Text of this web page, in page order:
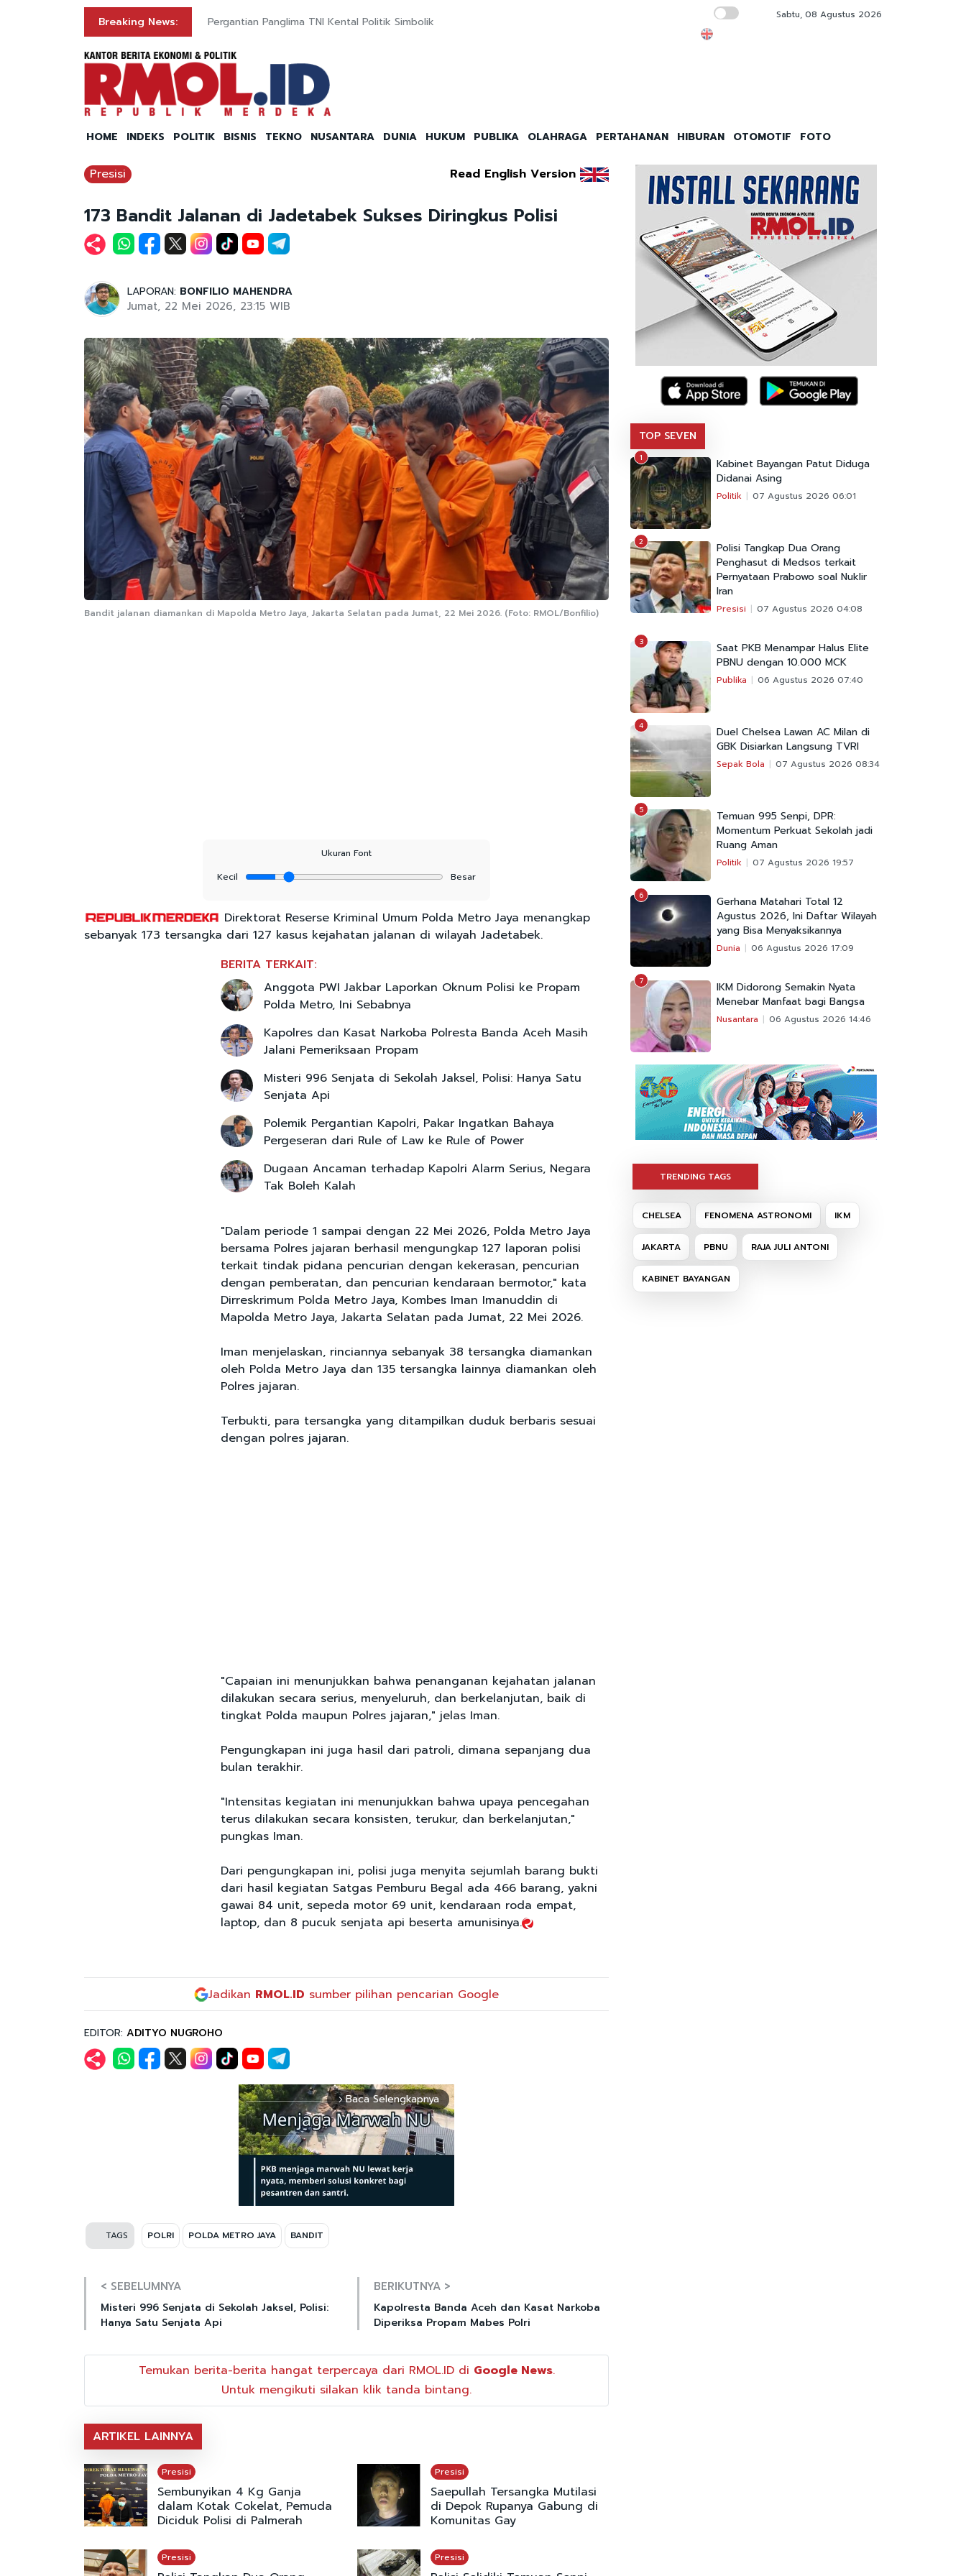
Breaking News: Pergantian Panglima TNI Kental Politik Simbolik Timnas Gagal Total!
Sabtu, 08 Agustus 2026
HOME INDEKS POLITIK BISNIS TEKNO NUSANTARA DUNIA HUKUM PUBLIKA OLAHRAGA PERTAHANAN HIBURAN OTOMOTIF FOTO
Presisi Read English Version
173 Bandit Jalanan di Jadetabek Sukses Diringkus Polisi
LAPORAN: BONFILIO MAHENDRA
Jumat, 22 Mei 2026, 23:15 WIB
Bandit jalanan diamankan di Mapolda Metro Jaya, Jakarta Selatan pada Jumat, 22 Mei 2026. (Foto: RMOL/Bonfilio)
Ukuran Font
Kecil
Besar
Direktorat Reserse Kriminal Umum Polda Metro Jaya menangkap
sebanyak 173 tersangka dari 127 kasus kejahatan jalanan di wilayah Jadetabek.
BERITA TERKAIT:
Anggota PWI Jakbar Laporkan Oknum Polisi ke Propam
Polda Metro, Ini Sebabnya
Kapolres dan Kasat Narkoba Polresta Banda Aceh Masih
Jalani Pemeriksaan Propam
Misteri 996 Senjata di Sekolah Jaksel, Polisi: Hanya Satu
Senjata Api
Polemik Pergantian Kapolri, Pakar Ingatkan Bahaya
Pergeseran dari Rule of Law ke Rule of Power
Dugaan Ancaman terhadap Kapolri Alarm Serius, Negara
Tak Boleh Kalah
"Dalam periode 1 sampai dengan 22 Mei 2026, Polda Metro Jaya
bersama Polres jajaran berhasil mengungkap 127 laporan polisi
terkait tindak pidana pencurian dengan kekerasan, pencurian
dengan pemberatan, dan pencurian kendaraan bermotor," kata
Dirreskrimum Polda Metro Jaya, Kombes Iman Imanuddin di
Mapolda Metro Jaya, Jakarta Selatan pada Jumat, 22 Mei 2026.
Iman menjelaskan, rinciannya sebanyak 38 tersangka diamankan
oleh Polda Metro Jaya dan 135 tersangka lainnya diamankan oleh
Polres jajaran.
Terbukti, para tersangka yang ditampilkan duduk berbaris sesuai
dengan polres jajaran.
"Capaian ini menunjukkan bahwa penanganan kejahatan jalanan
dilakukan secara serius, menyeluruh, dan berkelanjutan, baik di
tingkat Polda maupun Polres jajaran," jelas Iman.
Pengungkapan ini juga hasil dari patroli, dimana sepanjang dua
bulan terakhir.
"Intensitas kegiatan ini menunjukkan bahwa upaya pencegahan
terus dilakukan secara konsisten, terukur, dan berkelanjutan,"
pungkas Iman.
Dari pengungkapan ini, polisi juga menyita sejumlah barang bukti
dari hasil kegiatan Satgas Pemburu Begal ada 466 barang, yakni
gawai 84 unit, sepeda motor 69 unit, kendaraan roda empat,
laptop, dan 8 pucuk senjata api beserta amunisinya.
Jadikan RMOL.ID sumber pilihan pencarian Google
EDITOR: ADITYO NUGROHO
arrow_forward_ios Baca Selengkapnya
TAGS POLRI POLDA METRO JAYA BANDIT
< SEBELUMNYA
Misteri 996 Senjata di Sekolah Jaksel, Polisi:
Hanya Satu Senjata Api
BERIKUTNYA >
Kapolresta Banda Aceh dan Kasat Narkoba
Diperiksa Propam Mabes Polri
Temukan berita-berita hangat terpercaya dari RMOL.ID di Google News.
Untuk mengikuti silakan klik tanda bintang.
ARTIKEL LAINNYA
Presisi
Sembunyikan 4 Kg Ganja
dalam Kotak Cokelat, Pemuda
Diciduk Polisi di Palmerah
Presisi
Saepullah Tersangka Mutilasi
di Depok Rupanya Gabung di
Komunitas Gay
Presisi Presisi
TOP SEVEN
1
Kabinet Bayangan Patut Diduga
Didanai Asing
Politik 07 Agustus 2026 06:01
2
Polisi Tangkap Dua Orang
Penghasut di Medsos terkait
Pernyataan Prabowo soal Nuklir
Iran
Presisi 07 Agustus 2026 04:08
3
Saat PKB Menampar Halus Elite
PBNU dengan 10.000 MCK
Publika 06 Agustus 2026 07:40
4
Duel Chelsea Lawan AC Milan di
GBK Disiarkan Langsung TVRI
Sepak Bola 07 Agustus 2026 08:34
5
Temuan 995 Senpi, DPR:
Momentum Perkuat Sekolah jadi
Ruang Aman
Politik 07 Agustus 2026 19:57
6
Gerhana Matahari Total 12
Agustus 2026, Ini Daftar Wilayah
yang Bisa Menyaksikannya
Dunia 06 Agustus 2026 17:09
7
IKM Didorong Semakin Nyata
Menebar Manfaat bagi Bangsa
Nusantara 06 Agustus 2026 14:46
TRENDING TAGS
CHELSEA FENOMENA ASTRONOMI IKM
JAKARTA PBNU RAJA JULI ANTONI
KABINET BAYANGAN